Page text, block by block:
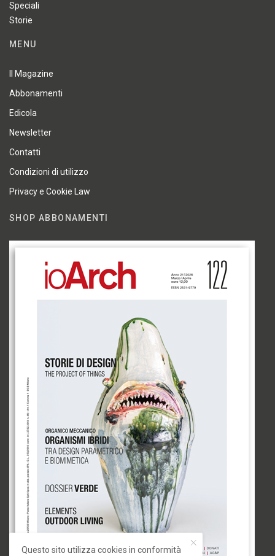
Speciali
Storie
MENU
Il Magazine
Abbonamenti
Edicola
Newsletter
Contatti
Condizioni di utilizzo
Privacy e Cookie Law
SHOP ABBONAMENTI
Questo sito utilizza cookies in conformità